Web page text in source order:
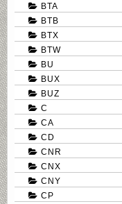
BTA
BTB
BTX
BTW
BU
BUX
BUZ
C
CA
CD
CNR
CNX
CNY
CP